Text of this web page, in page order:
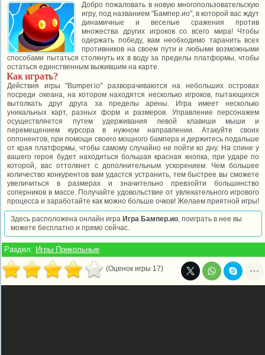
Добро пожаловать в новую многопользовательскую
игру, под названием "Бампер.ио", в которой вас ждут
динамичные и веселые сражения против
множества других игроков со всего мира! Чтобы
одержать победу, вам необходимо таранить всех
противников на своем пути и любыми возможными
способами пытаться столкнуть их в воду за пределы платформы, чтобы
остаться единственным выжившим на карте.
Как играть?
Действия игры "Bumper.io" разворачиваются на небольших островах
посреди океана, на котором находятся несколько игроков, пытающихся
вытолкать друг друга за пределы арены. Игра имеет несколько
уникальных карт, разных форм и размеров. Управление персонажем
осуществляется путем удерживания левой клавиши мыши и
перемещением курсора в нужном направлении. Атакуйте своих
оппонентов, при помощи своего мощного бампера и держитесь подальше
от края платформы, чтобы самому случайно не пойти ко дну. На спине у
вашего героя будет находиться большая красная кнопка, при ударе по
которой, вас оттолкнет с дополнительным ускорением. Чем большее
количество конкурентов вам удастся устранить, тем быстрее вы сможете
увеличиться в размерах и значительно превзойти большинство
соперников в массе. Получайте удовольствие от увлекательного игрового
процесса и заработайте как можно больше очков! Желаем приятной игры!
Здесь расположена онлайн игра Игра Бампер.ио, поиграть в нее вы
можете бесплатно и прямо сейчас.
Раздел: Игры Прикольные
(Оценок игры 17)